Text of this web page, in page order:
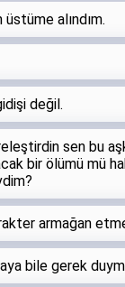
alındım.
değil.
sen bu
bir ölümü mü
armağan
bile gerek